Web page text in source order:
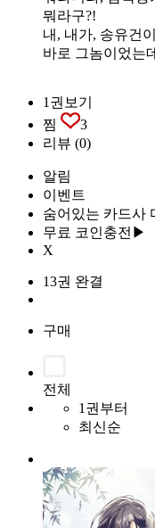
뭐라구?!
내, 내가, 송유건
바로 그놈이었는
1권보기
찜
3
리뷰 (0)
알림
이벤트
숨어있는 카드사
무료 코인충전▶
X
13권 완결
구매
전체
1권부터
최신순